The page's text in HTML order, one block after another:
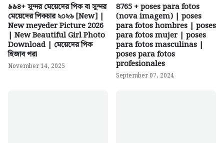
৯৯৪+ সুন্দর মেয়েদের পিক বা সুন্দর
মেয়েদের পিকচার ২০২৬ [New] |
New meyeder Picture 2026
| New Beautiful Girl Photo
Download | মেয়েদের পিক
হিজাব পরা
November 14, 2025
8765 + poses para fotos
(nova imagem) | poses
para fotos hombres | poses
para fotos mujer | poses
para fotos masculinas |
poses para fotos
profesionales
September 07, 2024